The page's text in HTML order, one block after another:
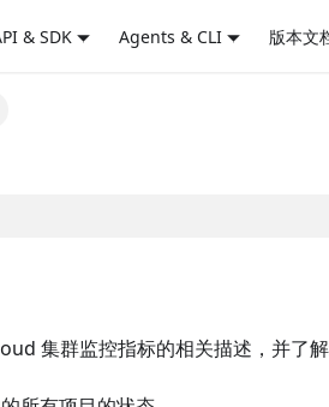
& SDK Agents & CLI 版本文
集群监控指标的相关描述，并了解